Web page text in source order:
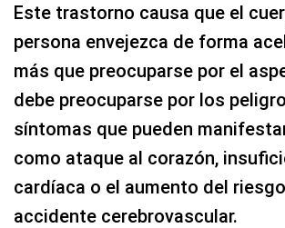
Este trastorno causa que el
persona envejezca de forma
más que preocuparse por el
debe preocuparse por los
síntomas que pueden
como ataque al corazón,
cardíaca o el aumento del
accidente cerebrovascular.